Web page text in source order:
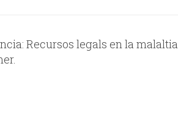
Recursos legals en la malaltia